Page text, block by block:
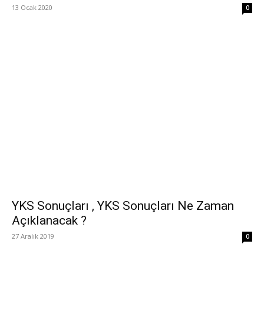
13 Ocak 2020 0
YKS Sonuçları , YKS Sonuçları Ne Zaman
Açıklanacak ?
27 Aralık 2019 0